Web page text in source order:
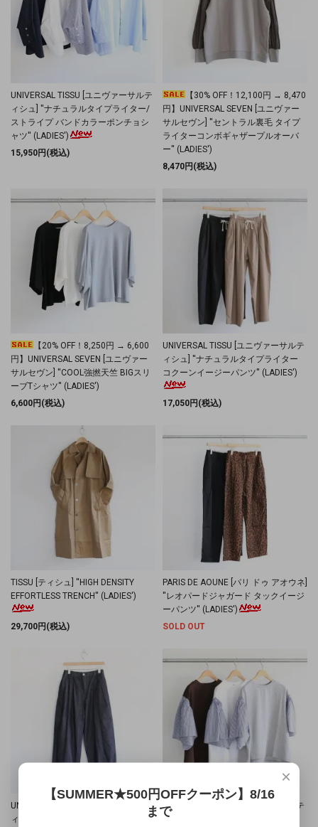
UNIVERSAL TISSU [ユニヴァーサルテ
ィシュ] ''ナチュラルタイプライター/
ストライプ バンドカラーポンチョシ
ャツ'' (LADIES')
15,950円(税込)
【30% OFF！12,100円 → 8,470
円】UNIVERSAL SEVEN [ユニヴァー
サルセヴン] ''セントラル裏毛 タイプ
ライターコンボギャザープルオーバ
ー'' (LADIES')
8,470円(税込)
【20% OFF！8,250円 → 6,600
円】UNIVERSAL SEVEN [ユニヴァー
サルセヴン] ''COOL強撚天竺 BIGスリ
ーブTシャツ'' (LADIES')
6,600円(税込)
UNIVERSAL TISSU [ユニヴァーサルテ
ィシュ] ''ナチュラルタイプライター
コクーンイージーパンツ'' (LADIES')
17,050円(税込)
TISSU [ティシュ] ''HIGH DENSITY
EFFORTLESS TRENCH'' (LADIES')
29,700円(税込)
PARIS DE AOUNE [パリ ドゥ アオウネ]
''レオパードジャガード タックイージ
ーパンツ'' (LADIES')
SOLD OUT
UNIVERSAL TISSU [ユニヴァーサルテ
ィシュ] ''5.4ozデニム サイドタックパ
UNIVERSAL TISSU [ユニヴァーサルテ
ィシュ] ''アメリカンコットン天竺 ス
×
【SUMMER★500円OFFクーポン】8/16
まで